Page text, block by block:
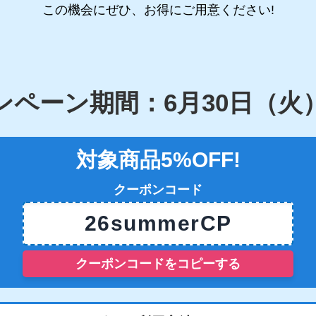
この機会にぜひ、お得にご用意ください!
ペーン期間：6月30日（火
対象商品5%OFF!
クーポンコード
26summerCP
クーポンコードをコピーする